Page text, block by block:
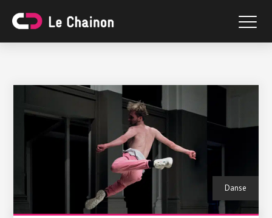
Danse